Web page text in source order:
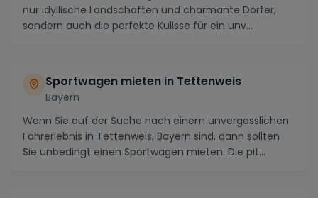
nur idyllische Landschaften und charmante Dörfer,
sondern auch die perfekte Kulisse für ein unv...
Sportwagen mieten in Tettenweis
Bayern
Wenn Sie auf der Suche nach einem unvergesslichen
Fahrerlebnis in Tettenweis, Bayern sind, dann sollten
Sie unbedingt einen Sportwagen mieten. Die pit...